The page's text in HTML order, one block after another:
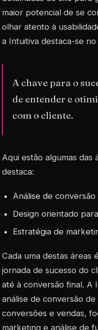
maior potencial de se
olhar atento à
a Intuitiva destaca-se
A chave para o
de entender e
com o cliente.
Aqui estão algumas das
destaca:
Análise de
Design orientado
Estratégia de
Cada uma destas áreas
jornada de sucesso do
até à conversão final. A
análise de conversão
conversões e vendas,
marketing e análise de